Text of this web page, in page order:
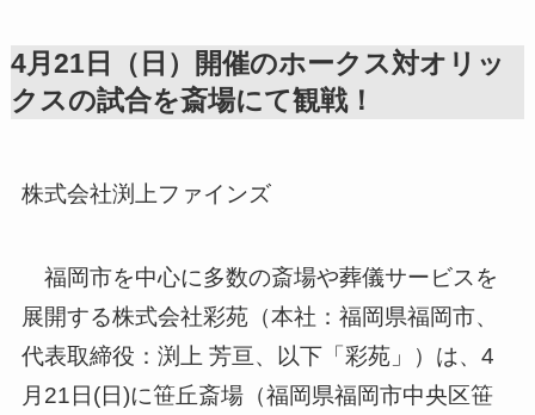
4月21日（日）開催のホークス対オリッ
クスの試合を斎場にて観戦！
株式会社渕上ファインズ
福岡市を中心に多数の斎場や葬儀サービスを
展開する株式会社彩苑（本社：福岡県福岡市、
代表取締役：渕上 芳亘、以下「彩苑」）は、4
月21日(日)に笹丘斎場（福岡県福岡市中央区笹